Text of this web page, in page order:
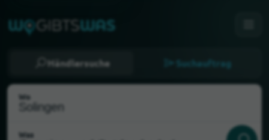
Händlersuche Suchauftrag
Wo
Was